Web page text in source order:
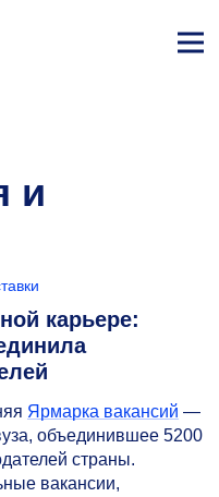
и
карьере:
Ярмарка вакансий —
объединившее 5200
страны.
вакансии,